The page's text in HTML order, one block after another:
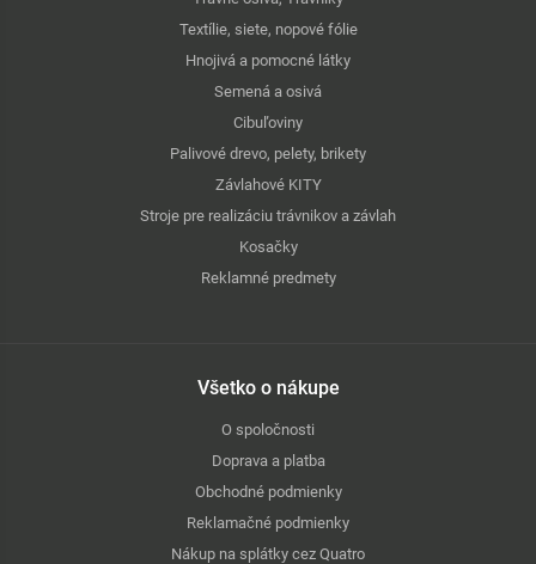
Textílie, siete, nopové fólie
Hnojivá a pomocné látky
Semená a osivá
Cibuľoviny
Palivové drevo, pelety, brikety
Závlahové KITY
Stroje pre realizáciu trávnikov a závlah
Kosačky
Reklamné predmety
Všetko o nákupe
O spoločnosti
Doprava a platba
Obchodné podmienky
Reklamačné podmienky
Nákup na splátky cez Quatro